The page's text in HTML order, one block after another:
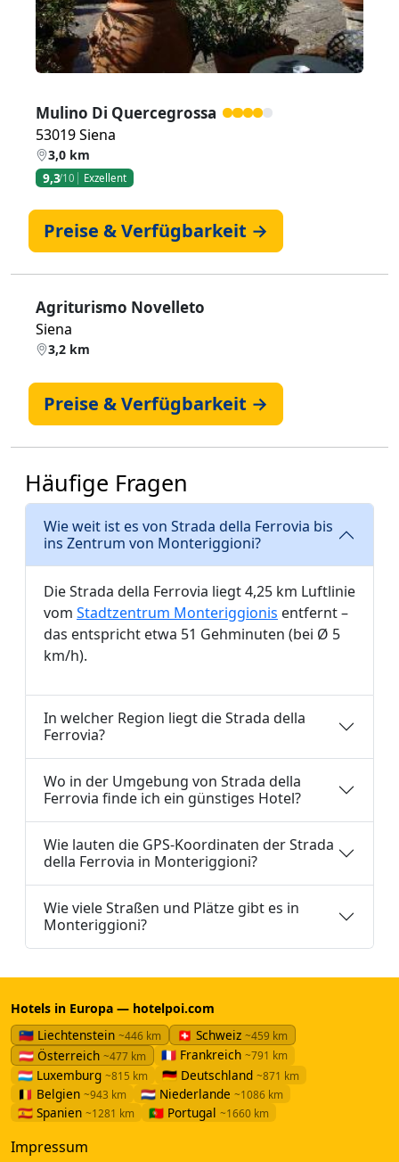
Mulino Di Quercegrossa
53019 Siena
3,0 km
9,3/10 Exzellent
Preise & Verfügbarkeit →
Agriturismo Novelleto
Siena
3,2 km
Preise & Verfügbarkeit →
Häufige Fragen
Wie weit ist es von Strada della Ferrovia bis
ins Zentrum von Monteriggioni?
Die Strada della Ferrovia liegt 4,25 km Luftlinie
vom Stadtzentrum Monteriggionis entfernt –
das entspricht etwa 51 Gehminuten (bei Ø 5
km/h).
In welcher Region liegt die Strada della
Ferrovia?
Wo in der Umgebung von Strada della
Ferrovia finde ich ein günstiges Hotel?
Wie lauten die GPS-Koordinaten der Strada
della Ferrovia in Monteriggioni?
Wie viele Straßen und Plätze gibt es in
Monteriggioni?
Hotels in Europa — hotelpoi.com
🇱🇮 Liechtenstein ~446 km 🇨🇭 Schweiz ~459 km
🇦🇹 Österreich ~477 km 🇫🇷 Frankreich ~791 km
🇱🇺 Luxemburg ~815 km 🇩🇪 Deutschland ~871 km
🇧🇪 Belgien ~943 km 🇳🇱 Niederlande ~1086 km
🇪🇸 Spanien ~1281 km 🇵🇹 Portugal ~1660 km
Impressum